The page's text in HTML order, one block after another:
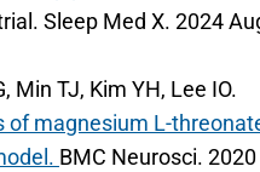
Sleep Med X. 2024
Min TJ, Kim YH, Lee IO.
magnesium L-
BMC Neurosci. 2020